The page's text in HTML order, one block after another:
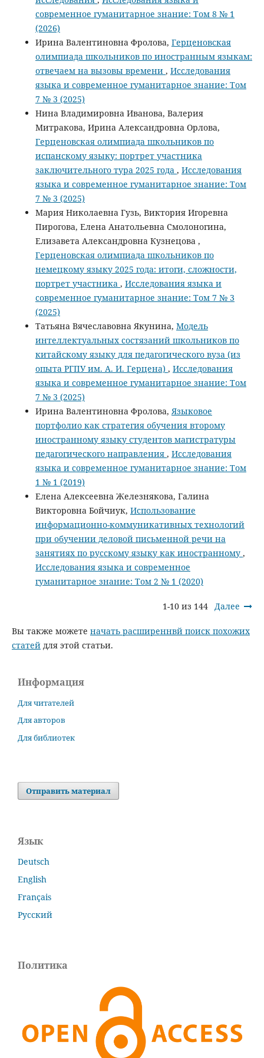
современное гуманитарное знание: Том 8 № 1
(2026)
Ирина Валентиновна Фролова, Герценовская
олимпиада школьников по иностранным языкам:
отвечаем на вызовы времени , Исследования
языка и современное гуманитарное знание: Том
7 № 3 (2025)
Нина Владимировна Иванова, Валерия
Митракова, Ирина Александровна Орлова,
Герценовская олимпиада школьников по
испанскому языку: портрет участника
заключительного тура 2025 года , Исследования
языка и современное гуманитарное знание: Том
7 № 3 (2025)
Мария Николаевна Гузь, Виктория Игоревна
Пирогова, Елена Анатольевна Смолоногина,
Елизавета Александровна Кузнецова ,
Герценовская олимпиада школьников по
немецкому языку 2025 года: итоги, сложности,
портрет участника , Исследования языка и
современное гуманитарное знание: Том 7 № 3
(2025)
Татьяна Вячеславовна Якунина, Модель
интеллектуальных состязаний школьников по
китайскому языку для педагогического вуза (из
опыта РГПУ им. А. И. Герцена) , Исследования
языка и современное гуманитарное знание: Том
7 № 3 (2025)
Ирина Валентиновна Фролова, Языковое
портфолио как стратегия обучения второму
иностранному языку студентов магистратуры
педагогического направления , Исследования
языка и современное гуманитарное знание: Том
1 № 1 (2019)
Елена Алексеевна Железнякова, Галина
Викторовна Бойчиук, Использование
информационно-коммуникативных технологий
при обучении деловой письменной речи на
занятиях по русскому языку как иностранному ,
Исследования языка и современное
гуманитарное знание: Том 2 № 1 (2020)
1-10 из 144 Далее
Вы также можете начать расширеннвй поиск похожих
статейдля этой статьи.
Информация
Для читателей
Для авторов
Для библиотек
Отправить материал
Язык
Deutsch
English
Français
Русский
Политика